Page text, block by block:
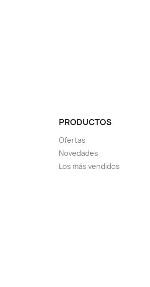
PRODUCTOS
Ofertas
Novedades
Los más vendidos